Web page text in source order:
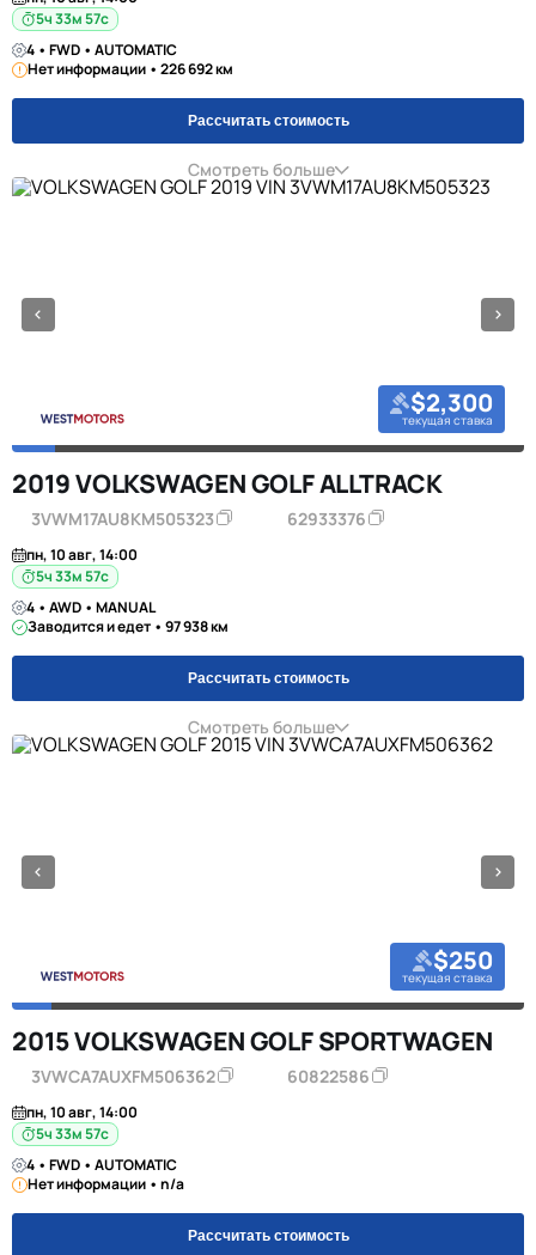
5ч 33м 57с
4 • FWD • AUTOMATIC
Нет информации • 226 692 км
Рассчитать стоимость
Смотреть больше
$2,300
текущая ставка
2019 VOLKSWAGEN GOLF ALLTRACK
3VWM17AU8KM505323 62933376
пн, 10 авг, 14:00
5ч 33м 57с
4 • AWD • MANUAL
Заводится и едет • 97 938 км
Рассчитать стоимость
Смотреть больше
$250
текущая ставка
2015 VOLKSWAGEN GOLF SPORTWAGEN
3VWCA7AUXFM506362 60822586
пн, 10 авг, 14:00
5ч 33м 57с
4 • FWD • AUTOMATIC
Нет информации • n/a
Рассчитать стоимость